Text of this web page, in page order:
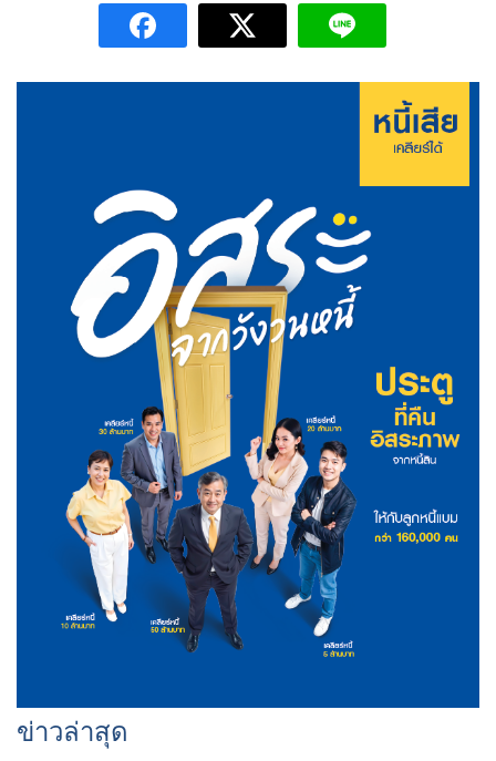
ข่าวล่าสุด